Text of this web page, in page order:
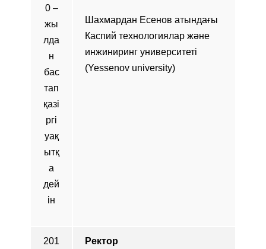
0 –
жы
лда
н
бас
тап
қазі
ргі
уақ
ытқ
а
дей
ін
Шахмардан Есенов атындағы
Каспий технологиялар және
инжиниринг университеті
(Yessenov university)
201
Ректор